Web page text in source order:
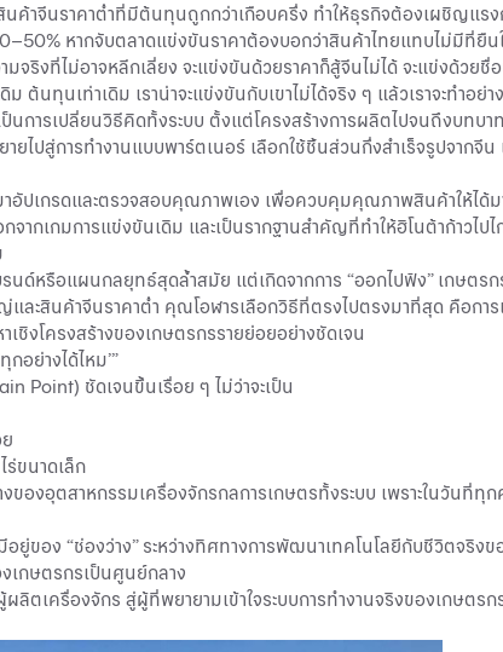
นค้าจีนราคาต่ำที่มีต้นทุนถูกกว่าเกือบครึ่ง ทำให้ธุรกิจต้องเผชิญแร
หากจับตลาดแข่งขันราคาต้องบอกว่าสินค้าไทยแทบไม่มีที่ยืน
มจริงที่ไม่อาจหลีกเลี่ยง จะแข่งขันด้วยราคาก็สู้จีนไม่ได้ จะแข่งด้
ต้นทุนเท่าเดิม เราน่าจะแข่งขันกับเขาไม่ได้จริง ๆ แล้วเราจะทำอย่าง
การเปลี่ยนวิธีคิดทั้งระบบ ตั้งแต่โครงสร้างการผลิตไปจนถึงบทบา
ยไปสู่การทำงานแบบพาร์ตเนอร์ เลือกใช้ชิ้นส่วนกึ่งสำเร็จรูปจาก
อัปเกรดและตรวจสอบคุณภาพเอง เพื่อควบคุมคุณภาพสินค้าให้ได้
กเกมการแข่งขันเดิม และเป็นรากฐานสำคัญที่ทำให้ฮิโนต้าก้าวไปไ
นด์หรือแผนกลยุทธ์สุดล้ำสมัย แต่เกิดจากการ “ออกไปฟัง” เกษตร
ละสินค้าจีนราคาต่ำ คุณโอฬารเลือกวิธีที่ตรงไปตรงมาที่สุด คือกา
ชิงโครงสร้างของเกษตรกรรายย่อยอย่างชัดเจน
อย่างได้ไหม’”
Point) ชัดเจนขึ้นเรื่อย ๆ ไม่ว่าจะเป็น
ร่ขนาดเล็ก
ของอุตสาหกรรมเครื่องจักรกลการเกษตรทั้งระบบ เพราะในวัน
ของ “ช่องว่าง” ระหว่างทิศทางการพัฒนาเทคโนโลยีกับชีวิตจริงข
เกษตรกรเป็นศูนย์กลาง
ลิตเครื่องจักร สู่ผู้ที่พยายามเข้าใจระบบการทำงานจริงของเกษ